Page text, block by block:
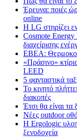
Έρευνα: ποιές
online
Η LG στηρίζει
Cosmote Energy
διαχείρισης
ΕΒΕΑ:
«Πράσινο»
LEED
5 φανταστικά
Το κινητό
διακοπές
Έτσι θα είναι
Nέες outdoor
Η Ergologic
ξενοδοχεία